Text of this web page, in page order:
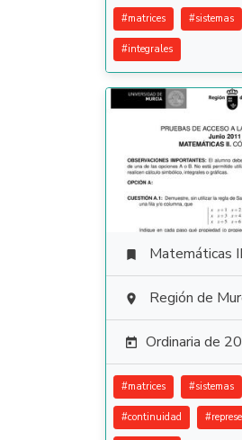
#matrices #sistemas
#integrales
 Matemáticas II
 Región de
 Ordinaria de
#matrices #sistemas
#continuidad #